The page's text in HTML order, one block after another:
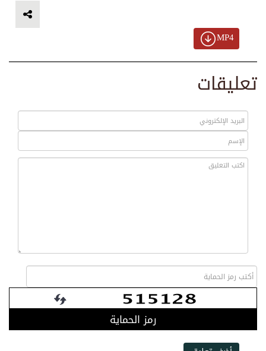
MP4
تعليقات
رمز الحماية